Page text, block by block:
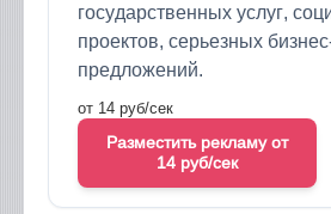
государственных услуг,
проектов, серьезных
предложений.
от 14 руб/сек
Разместить рекламу от
14 руб/сек